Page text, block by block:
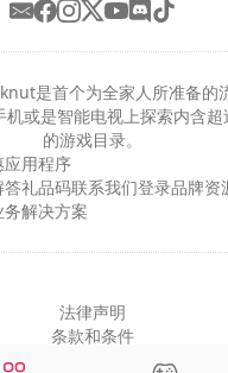
是首个为全家人所准备的
机或是智能电视上探索内含
的游戏目录。
应用程序
礼品码联系我们登录品牌资
务解决方案
法律声明
条款和条件